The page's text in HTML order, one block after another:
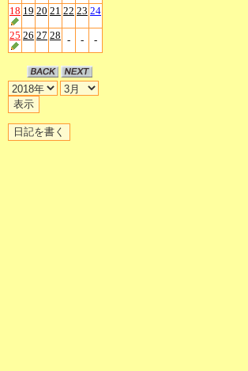
18 19 20 21 22 23 24
25 26 27 28 - - -